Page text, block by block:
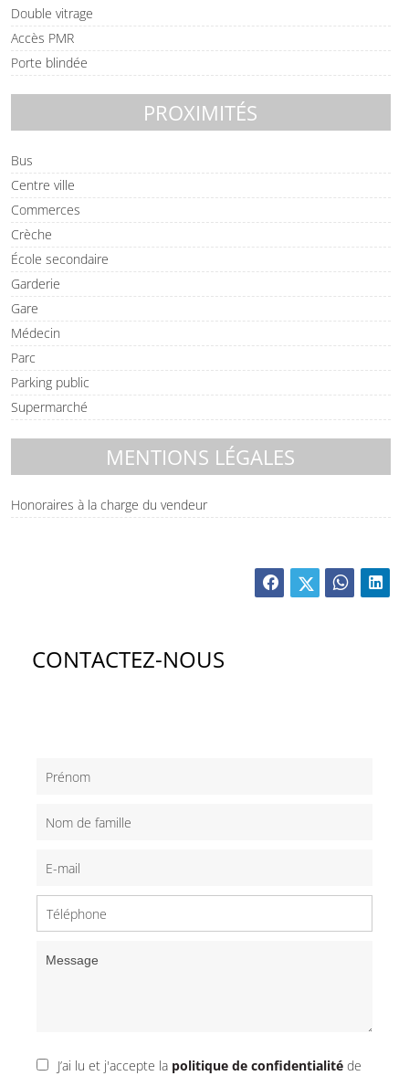
Double vitrage
Accès PMR
Porte blindée
PROXIMITÉS
Bus
Centre ville
Commerces
Crèche
École secondaire
Garderie
Gare
Médecin
Parc
Parking public
Supermarché
MENTIONS LÉGALES
Honoraires à la charge du vendeur
CONTACTEZ-NOUS
J’ai lu et j'accepte la politique de confidentialité de